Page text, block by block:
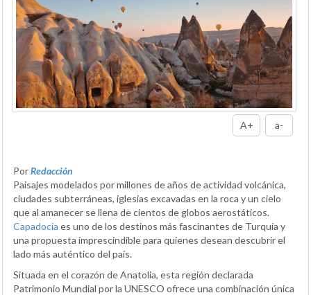
A+ a-
PorRedacción
Paisajes modelados por millones de años de actividad volcánica,
ciudades subterráneas, iglesias excavadas en la roca y un cielo
que al amanecer se llena de cientos de globos aerostáticos.
Capadocia es uno de los destinos más fascinantes de Turquía y
una propuesta imprescindible para quienes desean descubrir el
lado más auténtico del país.
Situada en el corazón de Anatolia, esta región declarada
Patrimonio Mundial por la UNESCO ofrece una combinación única